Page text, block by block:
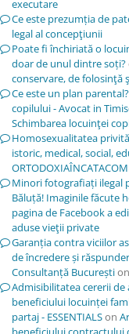
executare
Ce este prezumția de
legal al concepţiunii
Poate fi închiriată o
doar de unul dintre soți?
conservare, de folosinţă
Ce este un plan
copilului - Avocat in
Schimbarea locuinţei
Homosexualitatea
istoric, medical, social,
Minori fotografiați ilegal
Băluță! Imaginile făcute
pagina de Facebook a
aduse vieţii private
Garanția contra viciilor
de încredere și
Consultanță Bucureștion
Admisibilitatea cererii
beneficiului locuinței
partaj - ESSENTIALSon